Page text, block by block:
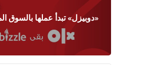
«دوبيزل» تبدأ عملها بالسوق